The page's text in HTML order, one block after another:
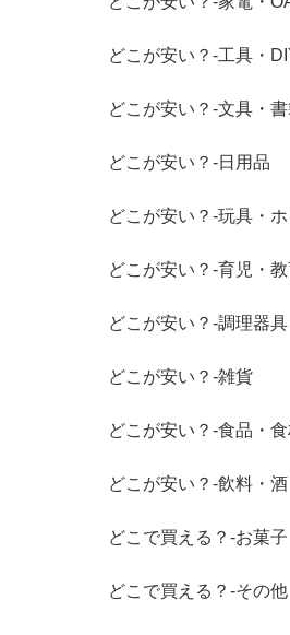
どこが安い？-工具・
どこが安い？-文具・
どこが安い？-日用品
どこが安い？-玩具・
どこが安い？-育児・
どこが安い？-調理器
どこが安い？-雑貨
どこが安い？-食品・
どこが安い？-飲料・
どこで買える？-お菓
どこで買える？-その他